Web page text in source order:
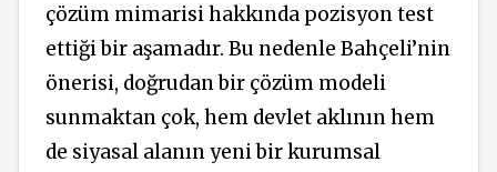
çözüm mimarisi hakkında pozisyon test
ettiği bir aşamadır. Bu nedenle Bahçeli’nin
önerisi, doğrudan bir çözüm modeli
sunmaktan çok, hem devlet aklının hem
de siyasal alanın yeni bir kurumsal